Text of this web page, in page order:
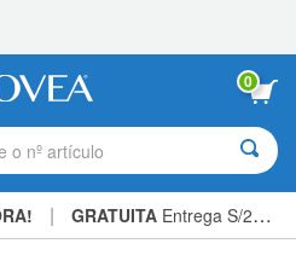
0
o nº artículo
| GRATUITA Entrega S/234.00 »